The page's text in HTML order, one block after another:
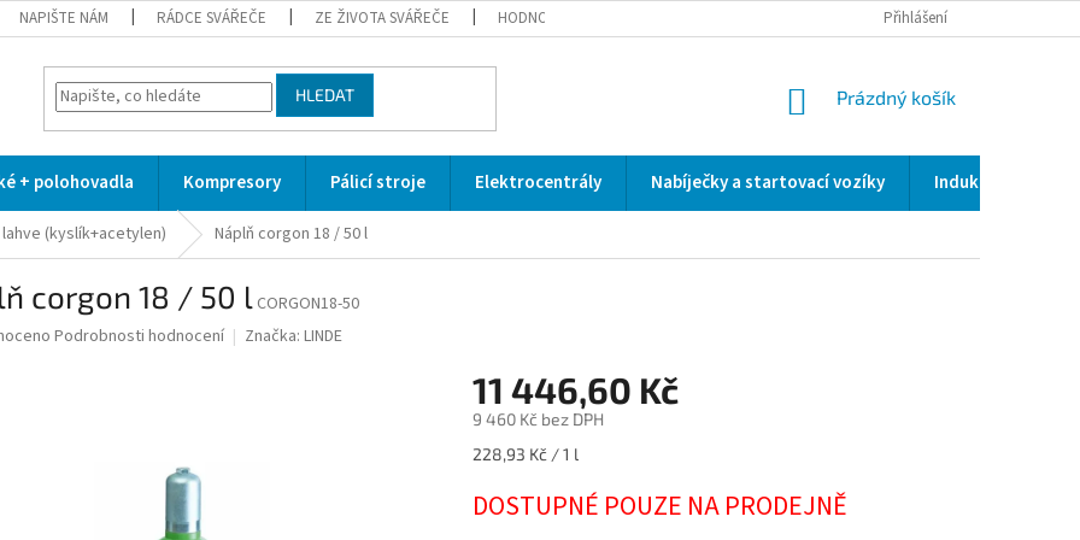
NAPIŠTE NÁM RÁDCE SVÁŘEČE ZE ŽIVOTA SVÁŘEČE HODNOCENÍ OBCHODU SERVIS / KALIBRACE / VALIDACE/ WELDSCANNER S3
Přihlášení
HLEDAT
NÁKUPNÍ
Prázdný košík
+ polohovadla Kompresory Pálicí stroje Elektrocentrály Nabíječky a startovací vozíky Indukční a
(kyslík+acetylen) Náplň corgon 18 / 50 l
corgon 18 / 50 l CORGON18-50
Podrobnosti hodnocení Značka: LINDE
11 446,60 Kč
9 460 Kč bez DPH
Měrná
228,93 Kč / 1 l
DOSTUPNÉ POUZE NA PRODEJNĚ